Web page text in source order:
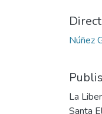
Núñez
La
Santa